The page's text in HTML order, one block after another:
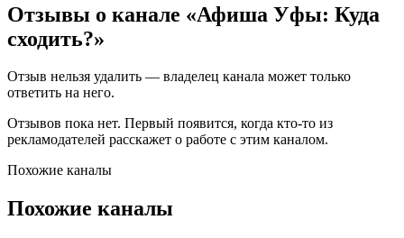
Отзывы о канале «Афиша Уфы: Куда
сходить?»
Отзыв нельзя удалить — владелец канала может только
ответить на него.
Отзывов пока нет. Первый появится, когда кто-то из
рекламодателей расскажет о работе с этим каналом.
Похожие каналы
Похожие каналы